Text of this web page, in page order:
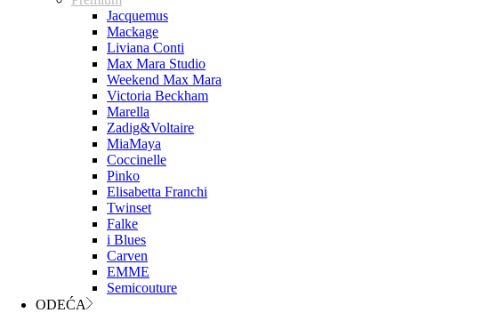
Jacquemus
Mackage
Liviana Conti
Max Mara Studio
Weekend Max Mara
Victoria Beckham
Marella
Zadig&Voltaire
MiaMaya
Coccinelle
Pinko
Elisabetta Franchi
Twinset
Falke
i Blues
Carven
EMME
Semicouture
ODEĆA